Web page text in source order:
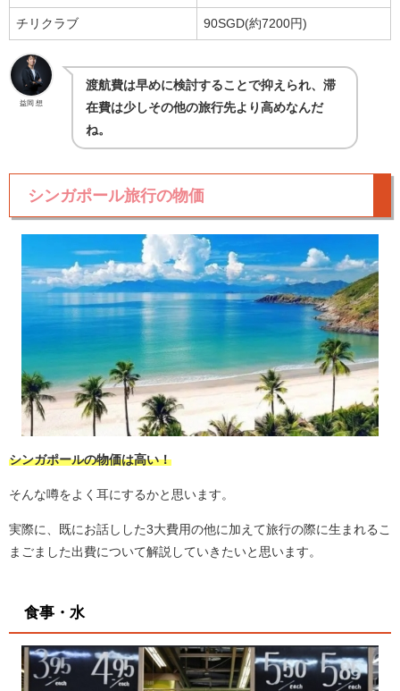
チリクラブ 90SGD(約7200円)
益岡 想
渡航費は早めに検討することで抑えられ、滞
在費は少しその他の旅行先より高めなんだ
ね。
シンガポール旅行の物価
シンガポールの物価は高い！
そんな噂をよく耳にするかと思います。
実際に、既にお話しした3大費用の他に加えて旅行の際に生まれるこ
まごました出費について解説していきたいと思います。
食事・水